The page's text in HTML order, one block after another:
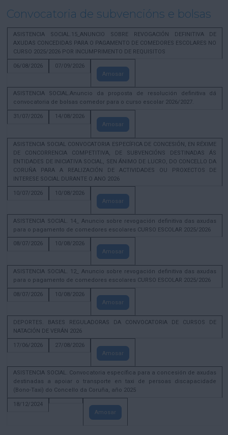
Convocatoria de subvencións e bolsas
ASISTENCIA SOCIAL.15_ANUNCIO SOBRE REVOGACIÓN DEFINITIVA DE
AXUDAS CONCEDIDAS PARA O PAGAMENTO DE COMEDORES ESCOLARES NO
CURSO 2025/2026 POR INCUMPRIMENTO DE REQUISITOS
06/08/2026
07/09/2026
Amosar
ASISTENCIA SOCIAL.Anuncio da proposta de resolución definitiva dá
convocatoria de bolsas comedor para o curso escolar 2026/2027.
31/07/2026
14/08/2026
Amosar
ASISTENCIA SOCIAL CONVOCATORIA ESPECÍFICA DE CONCESIÓN, EN RÉXIME
DE CONCORRENCIA COMPETITIVA, DE SUBVENCIÓNS DESTINADAS ÁS
ENTIDADES DE INICIATIVA SOCIAL, SEN ÁNIMO DE LUCRO, DO CONCELLO DA
CORUÑA PARA A REALIZACIÓN DE ACTIVIDADES OU PROXECTOS DE
INTERESE SOCIAL DURANTE O ANO 2026
10/07/2026
10/08/2026
Amosar
ASISTENCIA SOCIAL. 14_ Anuncio sobre revogación definitiva das axudas
para o pagamento de comedores escolares CURSO ESCOLAR 2025/2026
08/07/2026
10/08/2026
Amosar
ASISTENCIA SOCIAL. 12_ Anuncio sobre revogación definitiva das axudas
para o pagamento de comedores escolares CURSO ESCOLAR 2025/2026
08/07/2026
10/08/2026
Amosar
DEPORTES. BASES REGULADORAS DA CONVOCATORIA DE CURSOS DE
NATACIÓN DE VERÁN 2026
17/06/2026
27/08/2026
Amosar
ASISTENCIA SOCIAL. Convocatoria específica para a concesión de axudas
destinadas a apoiar o transporte en taxi de persoas discapacidade
(Bono-Taxi) do Concello da Coruña, año 2025
18/12/2024
Amosar